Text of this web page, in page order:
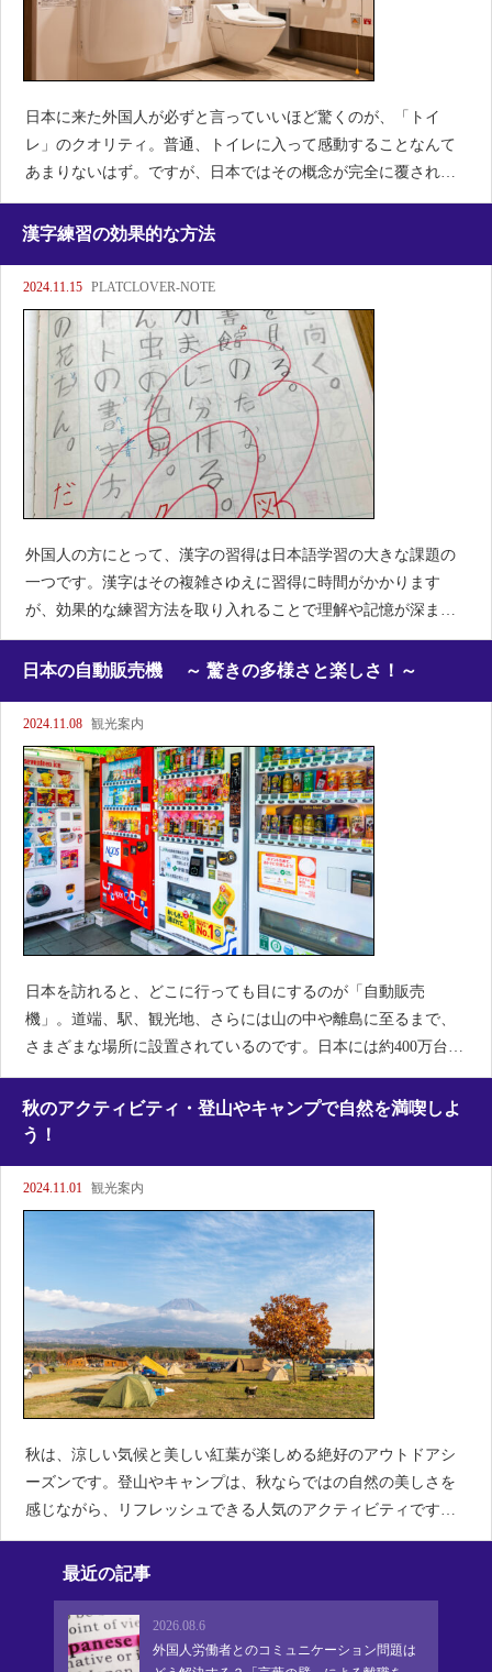
日本に来た外国人が必ずと言っていいほど驚くのが、「トイ
レ」のクオリティ。普通、トイレに入って感動することなんて
あまりないはず。ですが、日本ではその概念が完全に覆されま
す！温水洗浄機能や自動開閉、さらにはプライバシー保護のた
めの「音姫」まで。今回は、そんな日本のトイレの最先端技術
漢字練習の効果的な方法
2024.11.15 PLATCLOVER-NOTE
外国人の方にとって、漢字の習得は日本語学習の大きな課題の
一つです。漢字はその複雑さゆえに習得に時間がかかります
が、効果的な練習方法を取り入れることで理解や記憶が深まり
ます。いろんな学習方法がありますが、漢字練習方法のアドバ
イスをまとめてみましたので、自分に合う学習方法があれば、
日本の自動販売機 ～ 驚きの多様さと楽しさ！～
2024.11.08 観光案内
日本を訪れると、どこに行っても目にするのが「自動販売
機」。道端、駅、観光地、さらには山の中や離島に至るまで、
さまざまな場所に設置されているのです。日本には約400万台以
上の自販機があると言われ、これは世界でも類を見ない数で
す。しかもその内容が驚くほど多彩！単なる飲み物だけではな
く、日本の自動販売機
秋のアクティビティ・登山やキャンプで自然を満喫しよ
う！
2024.11.01 観光案内
秋は、涼しい気候と美しい紅葉が楽しめる絶好のアウトドアシ
ーズンです。登山やキャンプは、秋ならではの自然の美しさを
感じながら、リフレッシュできる人気のアクティビティです。
今回は、初心者でも楽しめる登山スポットやキャンプの人気エ
リア、そして秋の自然を存分に味わうためのポイントをご紹介
最近の記事
2026.08.6
外国人労働者とのコミュニケーション問題は